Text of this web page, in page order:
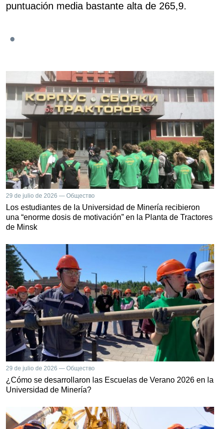
puntuación media bastante alta de 265,9.
29 de julio de 2026 — Общество
Los estudiantes de la Universidad de Minería recibieron
una “enorme dosis de motivación” en la Planta de Tractores
de Minsk
29 de julio de 2026 — Общество
¿Cómo se desarrollaron las Escuelas de Verano 2026 en la
Universidad de Minería?